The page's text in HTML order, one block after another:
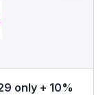
only + 10%